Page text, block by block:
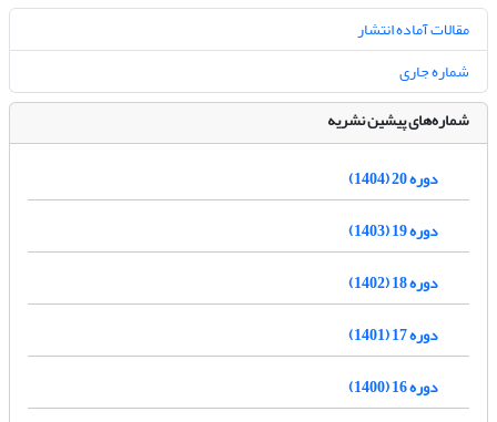
مقالات آماده انتشار
شماره جاری
شماره‌های پیشین نشریه
دوره 20 (1404)
دوره 19 (1403)
دوره 18 (1402)
دوره 17 (1401)
دوره 16 (1400)